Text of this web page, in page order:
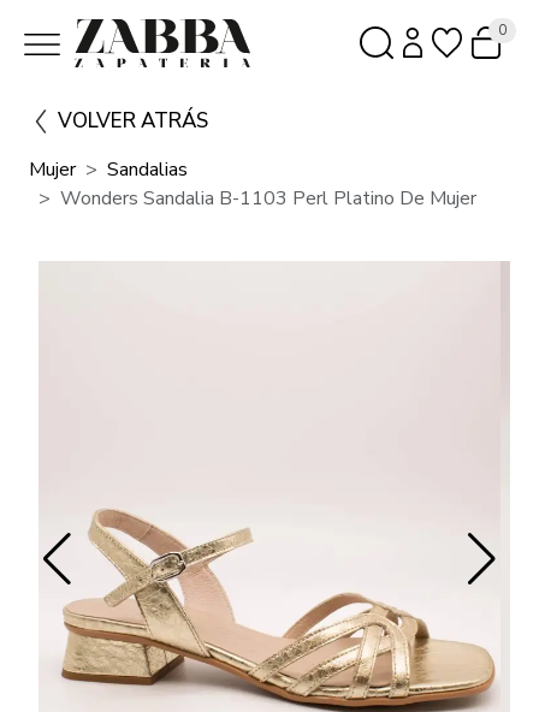
0
VOLVER ATRÁS
Mujer
Sandalias
Wonders Sandalia B-1103 Perl Platino De Mujer